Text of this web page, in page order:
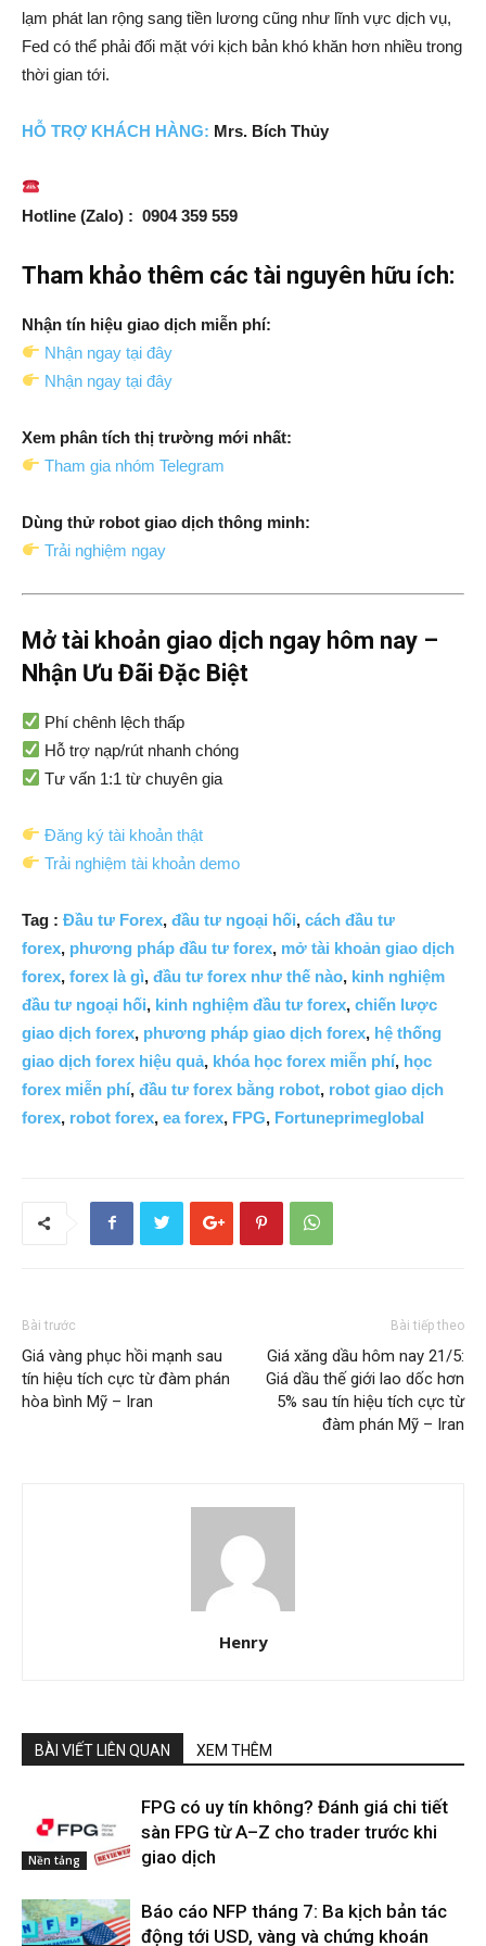
lạm phát lan rộng sang tiền lương cũng như lĩnh vực dịch vụ,
Fed có thể phải đối mặt với kịch bản khó khăn hơn nhiều trong
thời gian tới.
HỖ TRỢ KHÁCH HÀNG: Mrs. Bích Thủy
Hotline (Zalo) : 0904 359 559
Tham khảo thêm các tài nguyên hữu ích:
Nhận tín hiệu giao dịch miễn phí:
Nhận ngay tại đây
Nhận ngay tại đây
Xem phân tích thị trường mới nhất:
Tham gia nhóm Telegram
Dùng thử robot giao dịch thông minh:
Trải nghiệm ngay
Mở tài khoản giao dịch ngay hôm nay –
Nhận Ưu Đãi Đặc Biệt
Phí chênh lệch thấp
Hỗ trợ nạp/rút nhanh chóng
Tư vấn 1:1 từ chuyên gia
Đăng ký tài khoản thật
Trải nghiệm tài khoản demo
Tag : Đầu tư Forex, đầu tư ngoại hối, cách đầu tư
forex, phương pháp đầu tư forex, mở tài khoản giao dịch
forex, forex là gì, đầu tư forex như thế nào, kinh nghiệm
đầu tư ngoại hối, kinh nghiệm đầu tư forex, chiến lược
giao dịch forex, phương pháp giao dịch forex, hệ thống
giao dịch forex hiệu quả, khóa học forex miễn phí, học
forex miễn phí, đầu tư forex bằng robot, robot giao dịch
forex, robot forex, ea forex, FPG, Fortuneprimeglobal
Bài trước
Giá vàng phục hồi mạnh sau
tín hiệu tích cực từ đàm phán
hòa bình Mỹ – Iran
Bài tiếp theo
Giá xăng dầu hôm nay 21/5:
Giá dầu thế giới lao dốc hơn
5% sau tín hiệu tích cực từ
đàm phán Mỹ – Iran
Henry
BÀI VIẾT LIÊN QUAN XEM THÊM
Nền tảng
FPG có uy tín không? Đánh giá chi tiết
sàn FPG từ A–Z cho trader trước khi
giao dịch
Báo cáo NFP tháng 7: Ba kịch bản tác
động tới USD, vàng và chứng khoán